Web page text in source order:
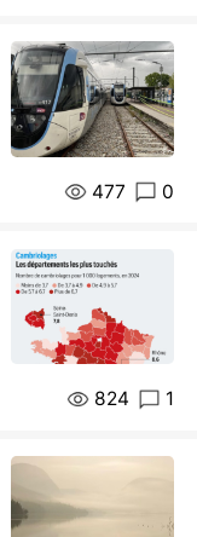
477 0
824 1